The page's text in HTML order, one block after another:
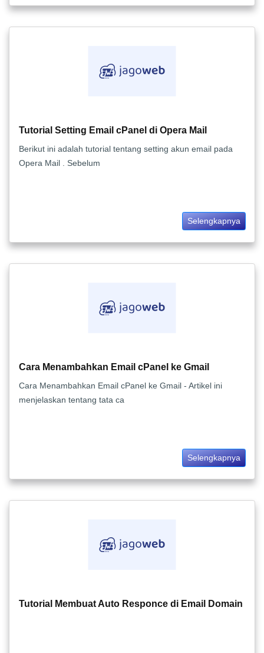
Tutorial Setting Email cPanel di Opera Mail
Berikut ini adalah tutorial tentang setting akun email pada
Opera Mail . Sebelum
Selengkapnya
Cara Menambahkan Email cPanel ke Gmail
Cara Menambahkan Email cPanel ke Gmail - Artikel ini
menjelaskan tentang tata ca
Selengkapnya
Tutorial Membuat Auto Responce di Email Domain